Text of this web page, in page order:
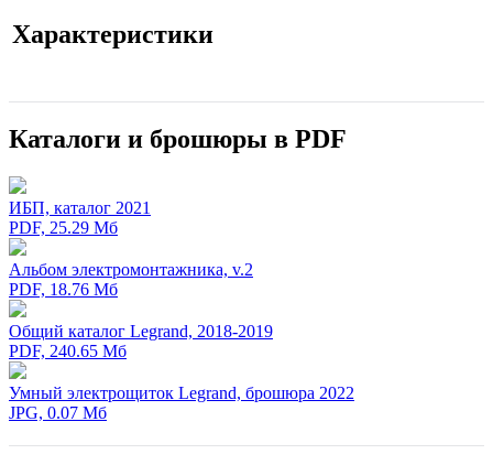
Характеристики
Каталоги и брошюры в PDF
ИБП, каталог 2021
PDF, 25.29 Мб
Альбом электромонтажника, v.2
PDF, 18.76 Мб
Общий каталог Legrand, 2018-2019
PDF, 240.65 Мб
Умный электрощиток Legrand, брошюра 2022
JPG, 0.07 Мб